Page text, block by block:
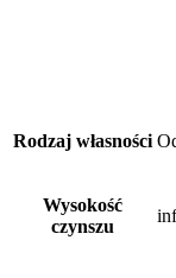
Rodzaj własności
Wysokość
czynszu